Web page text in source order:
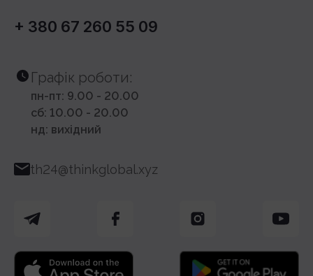
+ 380 67 260 55 09
th24@thinkglobal.xyz
Графік роботи:
пн-пт: 9.00 - 20.00
сб: 10.00 - 20.00
нд: вихідний